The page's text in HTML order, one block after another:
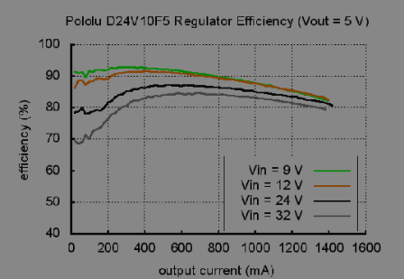
Soubory cílení Funkční soubory
Nezbytně nutné soubory cookie umožňují základní
funkce webových stránek, jako je přihlášení
uživatele a správa účtu. Webové stránky nelze bez
nezbytně nutných souborů cookie správně používat.
Název
Poskytovatel
Doména
Vyprší
udid .botland.cz
4 týdny 2
dny